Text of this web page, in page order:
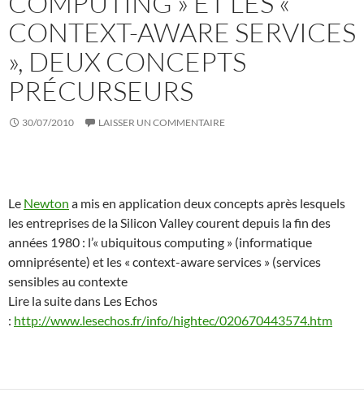
CONTEXT-AWARE SERVICES
», DEUX CONCEPTS
PRÉCURSEURS
30/07/2010 LAISSER UN COMMENTAIRE
Le Newton a mis en application deux concepts après lesquels
les entreprises de la Silicon Valley courent depuis la fin des
années 1980 : l’« ubiquitous computing » (informatique
omniprésente) et les « context-aware services » (services
sensibles au contexte
Lire la suite dans Les Echos
: http://www.lesechos.fr/info/hightec/020670443574.htm